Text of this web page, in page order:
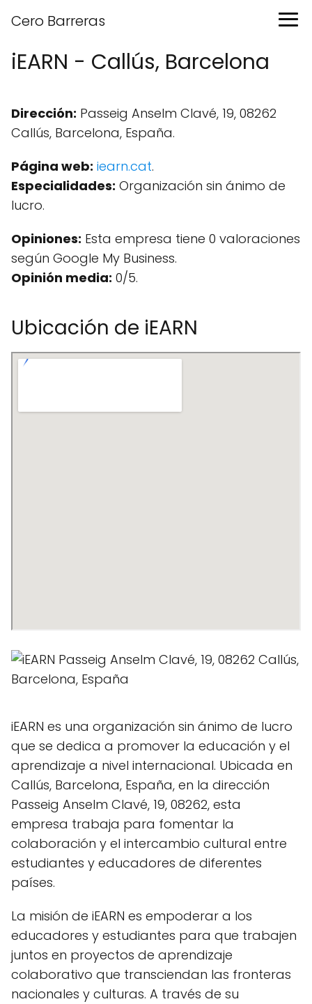
Cero Barreras
iEARN - Callús, Barcelona
Dirección: Passeig Anselm Clavé, 19, 08262
Callús, Barcelona, España.
Página web: iearn.cat.
Especialidades: Organización sin ánimo de
lucro.
Opiniones: Esta empresa tiene 0 valoraciones
según Google My Business.
Opinión media: 0/5.
Ubicación de iEARN
iEARN es una organización sin ánimo de lucro
que se dedica a promover la educación y el
aprendizaje a nivel internacional. Ubicada en
Callús, Barcelona, España, en la dirección
Passeig Anselm Clavé, 19, 08262, esta
empresa trabaja para fomentar la
colaboración y el intercambio cultural entre
estudiantes y educadores de diferentes
países.
La misión de iEARN es empoderar a los
educadores y estudiantes para que trabajen
juntos en proyectos de aprendizaje
colaborativo que transciendan las fronteras
nacionales y culturas. A través de su